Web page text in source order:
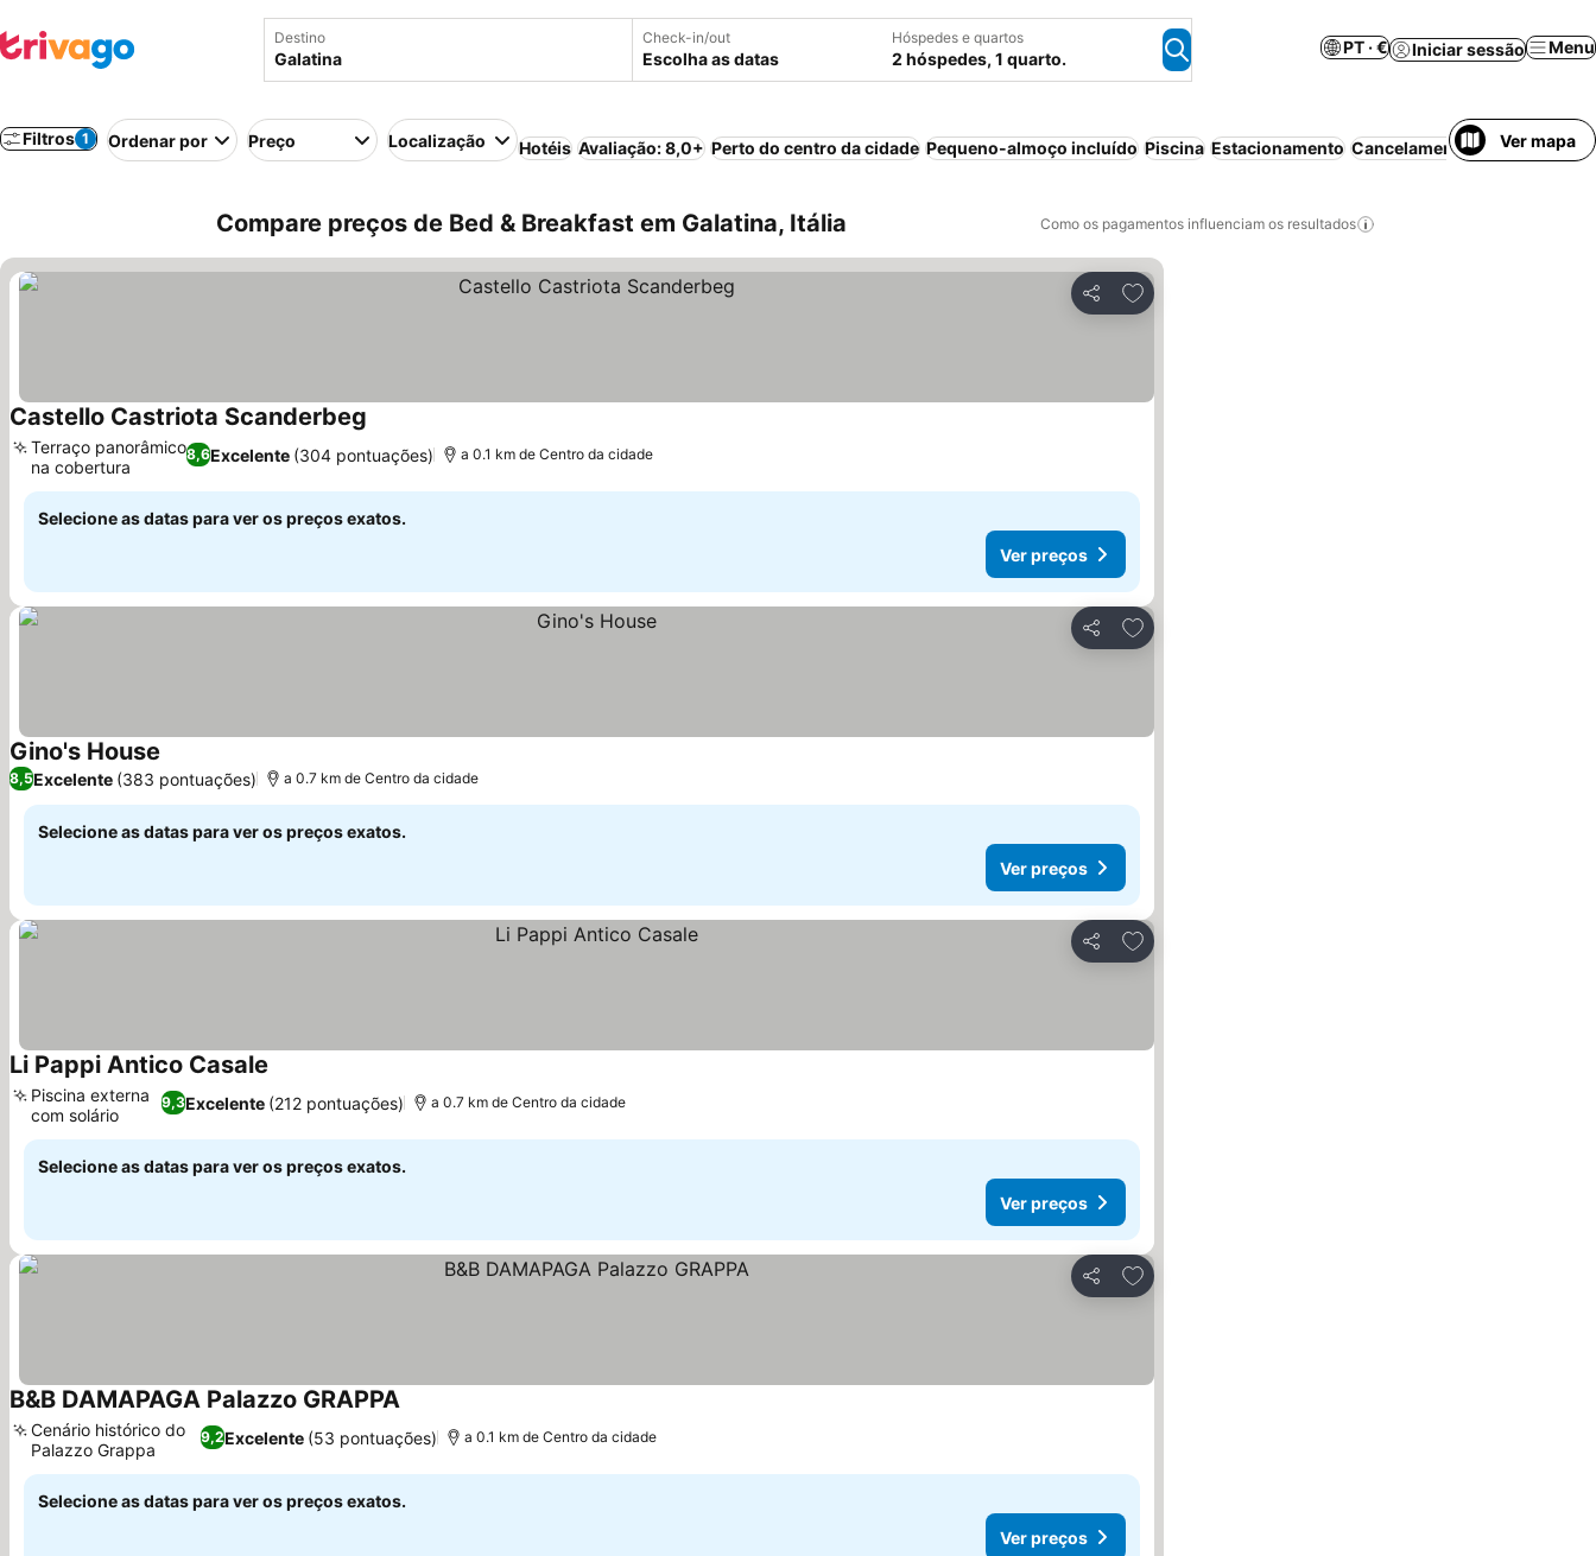
Destino Check-in/out
Escolha as datas
Hóspedes e quartos
2 hóspedes, 1 quarto.
PT · € Iniciar sessão Menu
Filtros 1 Ordenar por Preço Localização Hotéis Avaliação: 8,0+ Perto do centro da cidade Pequeno-almoço incluído Piscina Estacionamento Cancelamento gratuito Bed
Ver mapa
Compare preços de Bed & Breakfast em Galatina, Itália Como os pagamentos influenciam os resultados
Partilhar
Adicionar aos favoritos
Castello Castriota Scanderbeg
8,6Excelente (304 pontuações)
Terraço panorâmico
na cobertura
a 0.1 km de Centro da cidade
Selecione as datas para ver os preços exatos.
Ver preços
Partilhar
Adicionar aos favoritos
Gino's House
8,5Excelente (383 pontuações) a 0.7 km de Centro da cidade
Selecione as datas para ver os preços exatos.
Ver preços
Partilhar
Adicionar aos favoritos
Li Pappi Antico Casale
9,3Excelente (212 pontuações)
Piscina externa
com solário
a 0.7 km de Centro da cidade
Selecione as datas para ver os preços exatos.
Ver preços
Partilhar
Adicionar aos favoritos
B&B DAMAPAGA Palazzo GRAPPA
9,2Excelente (53 pontuações)
Cenário histórico do
Palazzo Grappa
a 0.1 km de Centro da cidade
Selecione as datas para ver os preços exatos.
Ver preços